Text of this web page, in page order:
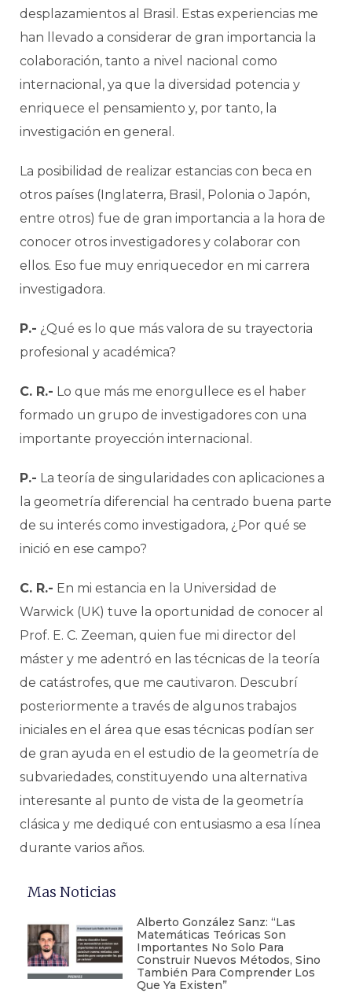
desplazamientos al Brasil. Estas experiencias me
han llevado a considerar de gran importancia la
colaboración, tanto a nivel nacional como
internacional, ya que la diversidad potencia y
enriquece el pensamiento y, por tanto, la
investigación en general.
La posibilidad de realizar estancias con beca en
otros países (Inglaterra, Brasil, Polonia o Japón,
entre otros) fue de gran importancia a la hora de
conocer otros investigadores y colaborar con
ellos. Eso fue muy enriquecedor en mi carrera
investigadora.
P.- ¿Qué es lo que más valora de su trayectoria
profesional y académica?
C. R.- Lo que más me enorgullece es el haber
formado un grupo de investigadores con una
importante proyección internacional.
P.- La teoría de singularidades con aplicaciones a
la geometría diferencial ha centrado buena parte
de su interés como investigadora, ¿Por qué se
inició en ese campo?
C. R.- En mi estancia en la Universidad de
Warwick (UK) tuve la oportunidad de conocer al
Prof. E. C. Zeeman, quien fue mi director del
máster y me adentró en las técnicas de la teoría
de catástrofes, que me cautivaron. Descubrí
posteriormente a través de algunos trabajos
iniciales en el área que esas técnicas podían ser
de gran ayuda en el estudio de la geometría de
subvariedades, constituyendo una alternativa
interesante al punto de vista de la geometría
clásica y me dediqué con entusiasmo a esa línea
durante varios años.
Mas Noticias
Alberto González Sanz: “Las
Matemáticas Teóricas Son
Importantes No Solo Para
Construir Nuevos Métodos, Sino
También Para Comprender Los
Que Ya Existen”